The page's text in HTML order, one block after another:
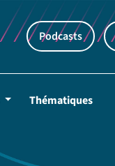
Podcasts
Thématiques